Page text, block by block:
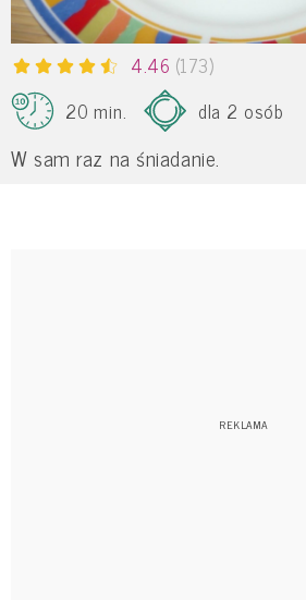
4.46 (173)
20 min.
dla 2 osób
W sam raz na śniadanie.